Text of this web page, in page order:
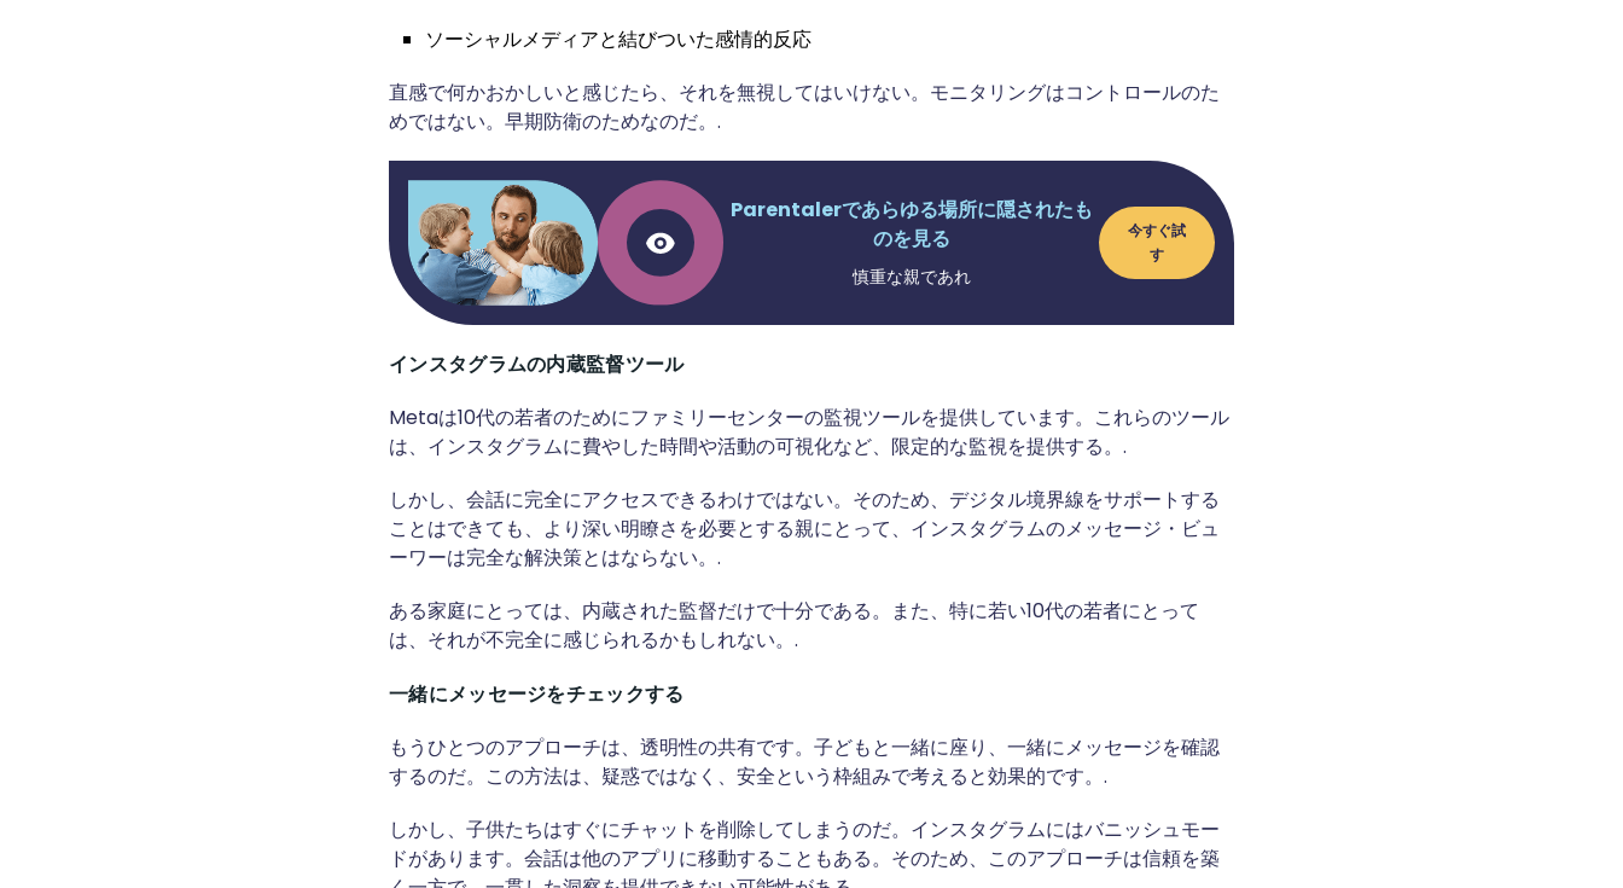
ソーシャルメディアと結びついた感情的反応
直感で何かおかしいと感じたら、それを無視してはいけない。モニタリングはコントロールのた
めではない。早期防衛のためなのだ。.
Parentalerであらゆる場所に隠されたも
のを見る
慎重な親であれ
今すぐ試
す
インスタグラムの内蔵監督ツール
Metaは10代の若者のためにファミリーセンターの監視ツールを提供しています。これらのツール
は、インスタグラムに費やした時間や活動の可視化など、限定的な監視を提供する。.
しかし、会話に完全にアクセスできるわけではない。そのため、デジタル境界線をサポートする
ことはできても、より深い明瞭さを必要とする親にとって、インスタグラムのメッセージ・ビュ
ーワーは完全な解決策とはならない。.
ある家庭にとっては、内蔵された監督だけで十分である。また、特に若い10代の若者にとって
は、それが不完全に感じられるかもしれない。.
一緒にメッセージをチェックする
もうひとつのアプローチは、透明性の共有です。子どもと一緒に座り、一緒にメッセージを確認
するのだ。この方法は、疑惑ではなく、安全という枠組みで考えると効果的です。.
しかし、子供たちはすぐにチャットを削除してしまうのだ。インスタグラムにはバニッシュモー
ドがあります。会話は他のアプリに移動することもある。そのため、このアプローチは信頼を築